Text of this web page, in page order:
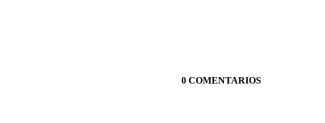
0 COMENTARIOS